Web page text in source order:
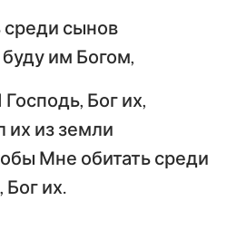
среди сынов
им Богом,
Бог их,
их из земли
Мне обитать среди
их.